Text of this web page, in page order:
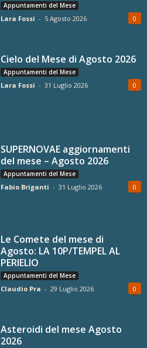
Appuntamenti del Mese
Lara Fossi - 5 Agosto 2026 0
Cielo del Mese di Agosto 2026
Appuntamenti del Mese
Lara Fossi - 31 Luglio 2026 0
SUPERNOVAE aggiornamenti
del mese – Agosto 2026
Appuntamenti del Mese
Fabio Briganti - 31 Luglio 2026 0
Le Comete del mese di
Agosto: LA 10P/TEMPEL AL
PERIELIO
Appuntamenti del Mese
Claudio Pra - 29 Luglio 2026 0
Asteroidi del mese Agosto
2026